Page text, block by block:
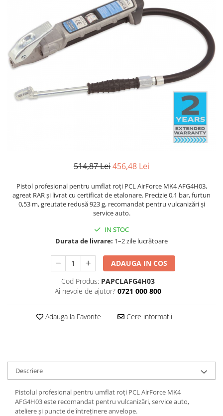
Bormasini pneumatice
Chei pneumatice cu impact
Ciocane daltuitoare pneumatice
Clesti pneumatici
Compactoare pneumatice
Masini de filetat
Polizoare unghiulare pneumatice
Polizoare verticale
Scule speciale
Slefuitoare pneumatice
Tăiere și nituire pneumatică
514,87 Lei456,48 Lei
Pistol profesional pentru umflat roți PCL AirForce MK4 AFG4H03,
agreat RAR și livrat cu certificat de etalonare. Precizie 0,1 bar, furtun
0,53 m, greutate redusă 923 g, recomandat pentru vulcanizări și
service auto.
IN STOC
Durata de livrare: 1–2 zile lucrătoare
ADAUGA IN COS
Cod Produs: PAPCLAFG4H03
Ai nevoie de ajutor? 0721 000 800
Adauga la Favorite Cere informatii
Descriere
Pistolul profesional pentru umflat roți PCL AirForce MK4
AFG4H03 este recomandat pentru vulcanizări, service auto,
ateliere și puncte de întreținere anvelope.